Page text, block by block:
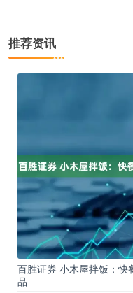
推荐资讯
百胜证券 小木屋拌饭：
品